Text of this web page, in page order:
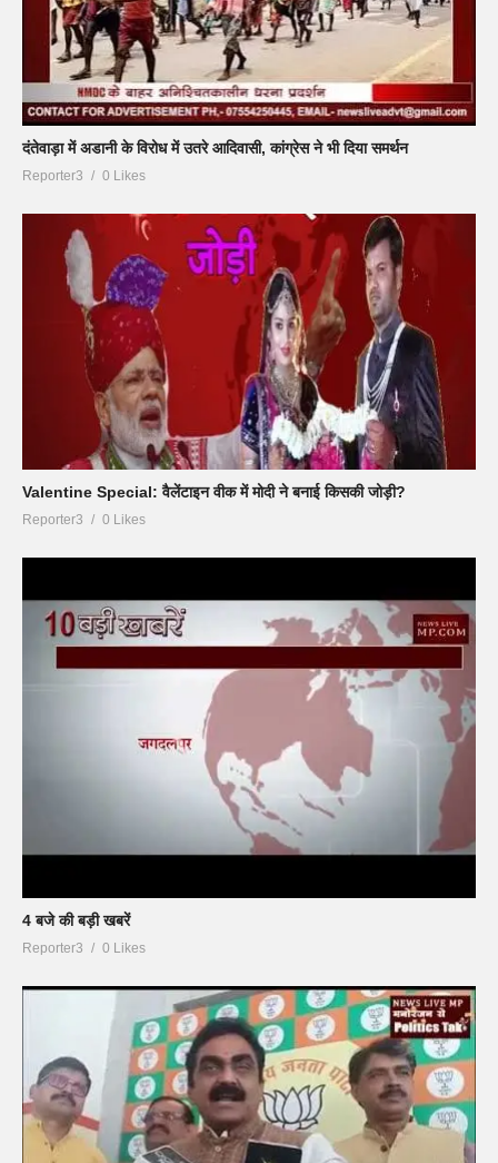
दंतेवाड़ा में अडानी के विरोध में उतरे आदिवासी, कांग्रेस ने भी दिया समर्थन
Reporter3 0 Likes
Valentine Special: वैलेंटाइन वीक में मोदी ने बनाई किसकी जोड़ी?
Reporter3 0 Likes
4 बजे की बड़ी खबरें
Reporter3 0 Likes